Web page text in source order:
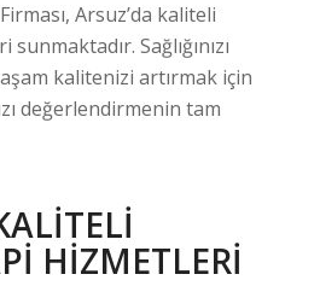
Arsuz’da kaliteli
Sağlığınızı
kalitenizi artırmak için
değerlendirmenin tam
HIZMETLERI